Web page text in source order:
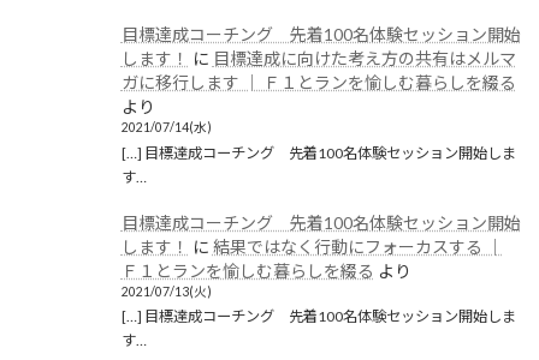
目標達成コーチング 先着100名体験セッション開始
します！
に 目標達成に向けた考え方の共有はメルマ
ガに移行します │ Ｆ１とランを愉しむ暮らしを綴る
より
2021/07/14(水)
[…] 目標達成コーチング 先着100名体験セッション開始しま
す…
目標達成コーチング 先着100名体験セッション開始
します！
に 結果ではなく行動にフォーカスする │
Ｆ１とランを愉しむ暮らしを綴る より
2021/07/13(火)
[…] 目標達成コーチング 先着100名体験セッション開始しま
す…